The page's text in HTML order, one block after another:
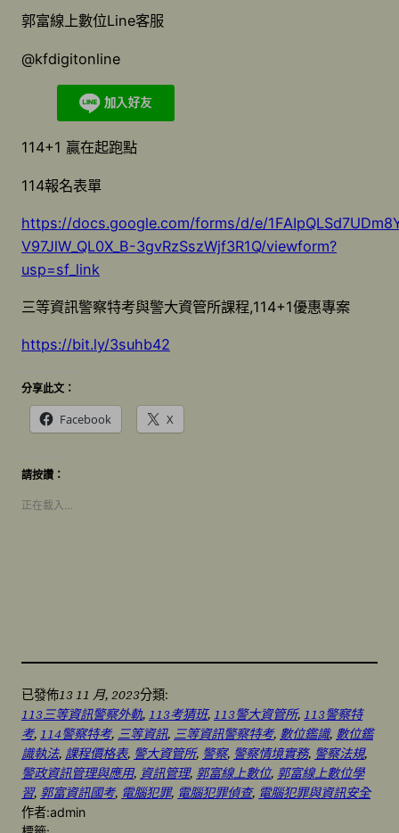
郭富線上數位Line客服
@kfdigitonline
114+1 贏在起跑點
114報名表單
https://docs.google.com/forms/d/e/
V97JlW_QL0X_B-3gvRzSszWjf3R1Q/viewform?
usp=sf_link
三等資訊警察特考與警大資管所課程,114+1優惠專案
https://bit.ly/3suhb42
分享此文：
Facebook X
請按讚：
正在載入…
已發佈13 11 月, 2023分類:
113三等資訊警察外軌, 113考猜班, 113警大資管所, 113警察特
考, 114警察特考, 三等資訊, 三等資訊警察特考, 數位鑑識, 數位鑑
識執法, 課程價格表, 警大資管所, 警察, 警察情境實務, 警察法規
警政資訊管理與應用, 資訊管理, 郭富線上數位, 郭富線上數位學
習, 郭富資訊國考, 電腦犯罪, 電腦犯罪偵查, 電腦犯罪與資訊安全
作者:admin